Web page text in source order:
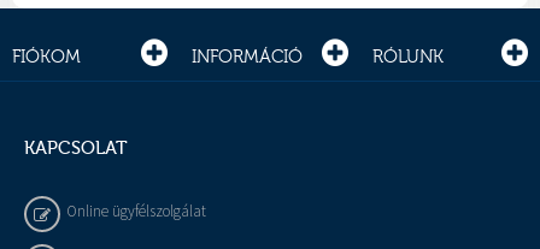
FIÓKOM INFORMÁCIÓ RÓLUNK
KAPCSOLAT
Online ügyfélszolgálat